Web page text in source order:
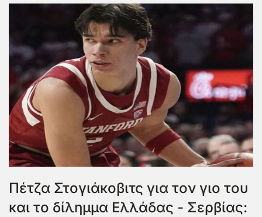
Πέτζα Στογιάκοβιτς για τον γιο του
και το δίλημμα Ελλάδας - Σερβίας: